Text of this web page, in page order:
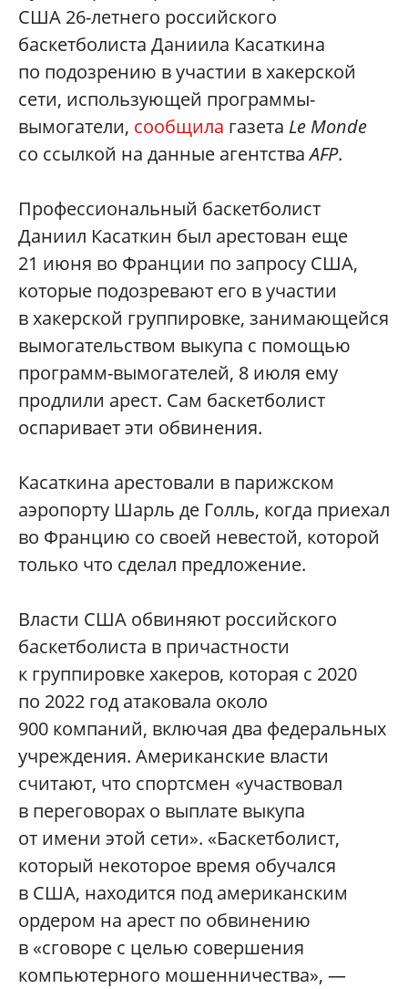
США 26-летнего российского
баскетболиста Даниила Касаткина
по подозрению в участии в хакерской
сети, использующей программы-
вымогатели, сообщила газета Le Monde
со ссылкой на данные агентстваAFP.
Профессиональный баскетболист
Даниил Касаткин был арестован еще
21 июня во Франции по запросу США,
которые подозревают его в участии
в хакерской группировке, занимающейся
вымогательством выкупа с помощью
программ-вымогателей, 8 июля ему
продлили арест. Сам баскетболист
оспаривает эти обвинения.
Касаткина арестовали в парижском
аэропорту Шарль де Голль, когда приехал
во Францию со своей невестой, которой
только что сделал предложение.
Власти США обвиняют российского
баскетболиста в причастности
к группировке хакеров, которая с 2020
по 2022 год атаковала около
900 компаний, включая два федеральных
учреждения. Американские власти
считают, что спортсмен «участвовал
в переговорах о выплате выкупа
от имени этой сети». «Баскетболист,
который некоторое время обучался
в США, находится под американским
ордером на арест по обвинению
в «сговоре с целью совершения
компьютерного мошенничества», —